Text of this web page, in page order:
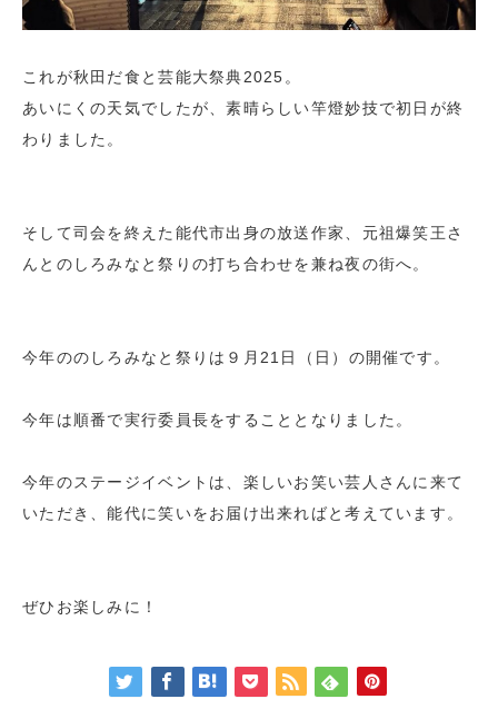
これが秋田だ食と芸能大祭典2025。
あいにくの天気でしたが、素晴らしい竿燈妙技で初日が終
わりました。
そして司会を終えた能代市出身の放送作家、元祖爆笑王さ
んとのしろみなと祭りの打ち合わせを兼ね夜の街へ。
今年ののしろみなと祭りは９月21日（日）の開催です。
今年は順番で実行委員長をすることとなりました。
今年のステージイベントは、楽しいお笑い芸人さんに来て
いただき、能代に笑いをお届け出来ればと考えています。
ぜひお楽しみに！